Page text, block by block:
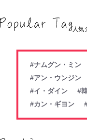
人気
#ナムグン・ミン
#アン・ウンジン
#イ・ダイン
#
#カン・ギヨン